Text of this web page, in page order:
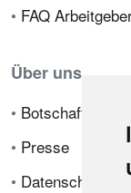
• FAQ
Über uns
•
• Presse
•